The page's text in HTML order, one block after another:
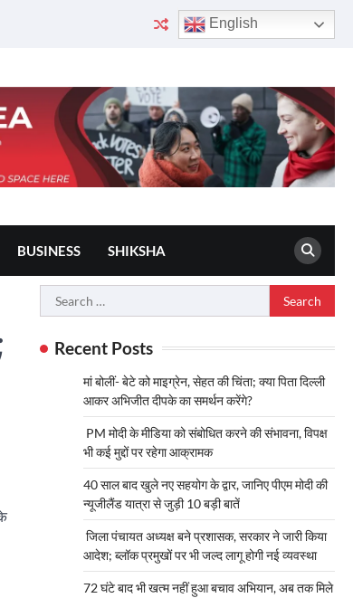
English
BUSINESS SHIKSHA
Search
for:
Recent Posts
मां बोलीं- बेटे को माइग्रेन, सेहत की चिंता; क्या पिता दिल्ली
आकर अभिजीत दीपके का समर्थन करेंगे?
PM मोदी के मीडिया को संबोधित करने की संभावना, विपक्ष
भी कई मुद्दों पर रहेगा आक्रामक
40 साल बाद खुले नए सहयोग के द्वार, जानिए पीएम मोदी की
न्यूजीलैंड यात्रा से जुड़ी 10 बड़ी बातें
जिला पंचायत अध्यक्ष बने प्रशासक, सरकार ने जारी किया
आदेश; ब्लॉक प्रमुखों पर भी जल्द लागू होगी नई व्यवस्था
72 घंटे बाद भी खत्म नहीं हुआ बचाव अभियान, अब तक मिले